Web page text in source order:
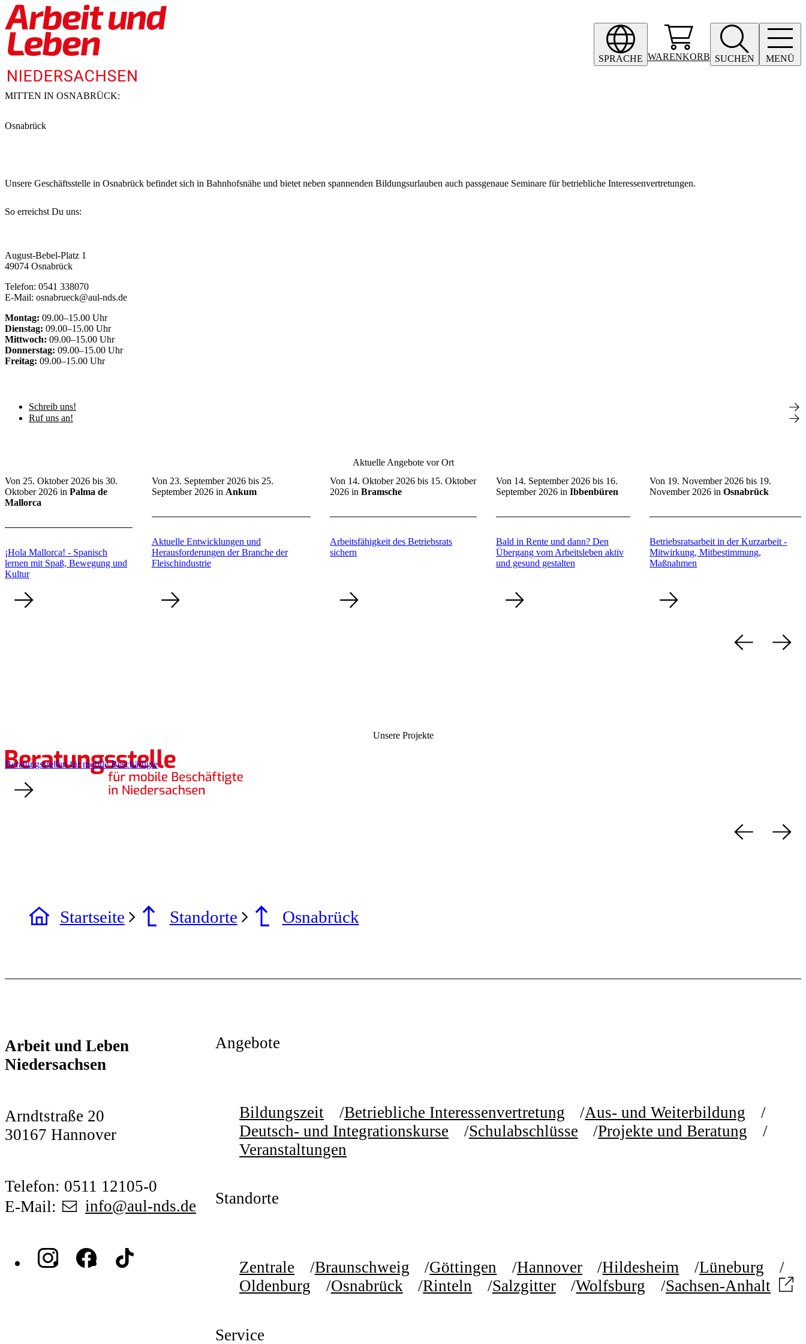
SPRACHE WARENKORB SUCHEN MENÜ
MITTEN IN OSNABRÜCK:
Osnabrück
Unsere Geschäftsstelle in Osnabrück befindet sich in Bahnhofsnähe und bietet neben spannenden Bildungsurlauben auch passgenaue Seminare für betriebliche Interessenvertretungen.
So erreichst Du uns:
August-Bebel-Platz 1
49074 Osnabrück
Telefon: 0541 338070
E-Mail: osnabrueck@aul-nds.de
Montag: 09.00–15.00 Uhr
Dienstag: 09.00–15.00 Uhr
Mittwoch: 09.00–15.00 Uhr
Donnerstag: 09.00–15.00 Uhr
Freitag: 09.00–15.00 Uhr
Schreib uns!
Ruf uns an!
Aktuelle Angebote vor Ort
Von 25. Oktober 2026 bis 30.
Oktober 2026 in Palma de
Mallorca
¡Hola Mallorca! - Spanisch
lernen mit Spaß, Bewegung und
Kultur
Von 23. September 2026bis 25.
September 2026in Ankum
Aktuelle Entwicklungen und
Herausforderungen der Branche der
Fleischindustrie
Von 14. Oktober 2026 bis 15. Oktober
2026 inBramsche
Arbeitsfähigkeit des Betriebsrats
sichern
Von 14. September 2026bis 16.
September 2026in Ibbenbüren
Bald in Rente und dann? Den
Übergang vom Arbeitsleben aktiv
und gesund gestalten
Von 19. November 2026 bis 19.
November 2026 inOsnabrück
Betriebsratsarbeit in der Kurzarbeit -
Mitwirkung, Mitbestimmung,
Maßnahmen
Unsere Projekte
Beratungsstellen für mobile Beschäftigte
Startseite Standorte Osnabrück
Arbeit und Leben
Niedersachsen
Arndtstraße 20
30167 Hannover
Telefon: 0511 12105-0
E-Mail:
info@aul-nds.de
Angebote
Bildungszeit Betriebliche Interessenvertretung
Aus- und Weiterbildung
Deutsch- und Integrationskurse
Schulabschlüsse
Projekte und Beratung
Veranstaltungen
Standorte
Zentrale Braunschweig Göttingen Hannover Hildesheim
Lüneburg
Oldenburg
Osnabrück Rinteln Salzgitter Wolfsburg Sachsen-Anhalt
Service